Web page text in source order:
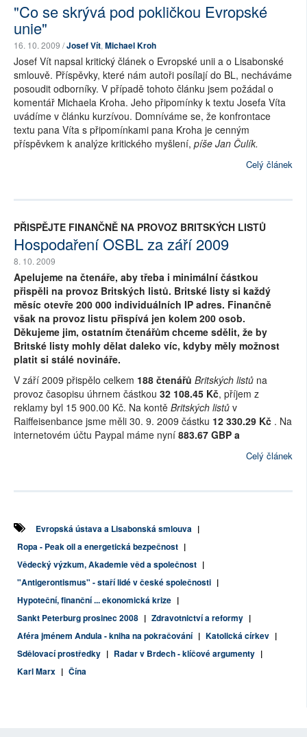
"Co se skrývá pod pokličkou Evropské
unie"
16. 10. 2009 /Josef Vít, Michael Kroh
Josef Vít napsal kritický článek o Evropské unii a o Lisabonské
smlouvě. Příspěvky, které nám autoři posílají do BL, necháváme
posoudit odborníky. V případě tohoto článku jsem požádal o
komentář Michaela Kroha. Jeho připomínky k textu Josefa Víta
uvádíme v článku kurzívou. Domníváme se, že konfrontace
textu pana Víta s připomínkami pana Kroha je cenným
příspěvkem k analýze kritického myšlení, píše Jan Čulík.
Celý článek
PŘISPĚJTE FINANČNĚ NA PROVOZ BRITSKÝCH LISTŮ
Hospodaření OSBL za září 2009
8. 10. 2009
Apelujeme na čtenáře, aby třeba i minimální částkou
přispěli na provoz Britských listů. Britské listy si každý
měsíc otevře 200 000 individuálních IP adres. Finančně
však na provoz listu přispívá jen kolem 200 osob.
Děkujeme jim, ostatním čtenářům chceme sdělit, že by
Britské listy mohly dělat daleko víc, kdyby měly možnost
platit si stálé novináře.
V září 2009 přispělo celkem 188 čtenářů Britských listů na
provoz časopisu úhrnem částkou 32 108.45 Kč, příjem z
reklamy byl 15 900.00 Kč. Na kontě Britských listů v
Raiffeisenbance jsme měli 30. 9. 2009 částku 12 330.29 Kč . Na
internetovém účtu Paypal máme nyní 883.67 GBP a
Celý článek
Evropská ústava a Lisabonská smlouva |
Ropa - Peak oil a energetická bezpečnost |
Vědecký výzkum, Akademie věd a společnost |
"Antigerontismus" - staří lidé v české společnosti |
Hypoteční, finanční ... ekonomická krize |
Sankt Peterburg prosinec 2008 | Zdravotnictví a reformy |
Aféra jménem Andula - kniha na pokračování | Katolická církev |
Sdělovací prostředky | Radar v Brdech - klíčové argumenty |
Karl Marx | Čína